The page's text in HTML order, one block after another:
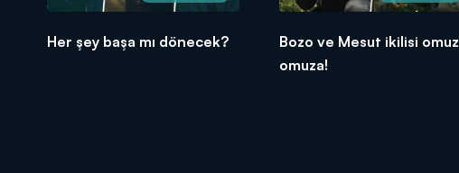
Her şey başa mı dönecek?
Bozo ve Mesut ikilisi omuz
omuza!